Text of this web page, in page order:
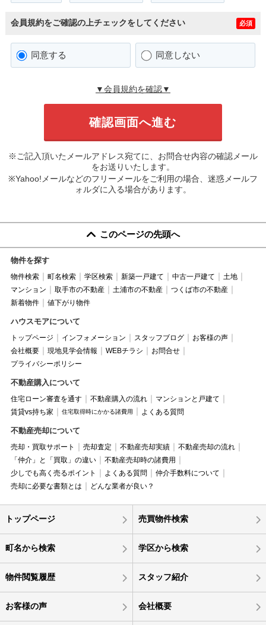
会員規約をご確認の上チェックをしてください 必須
同意する 同意しない
▼会員規約を確認▼
※ご記入頂いたメールアドレス宛てに、お問合せ内容の確認メール
をお送りいたします。
※Yahoo!メールなどのフリーメールをご利用の場合、迷惑メールフ
ォルダに入る場合があります。
このページの先頭へ
物件を探す
物件検索 町名検索 学区検索 新築一戸建て 中古一戸建て
土地
マンション
取手市の不動産 土浦市の不動産
つくば市の不動産
新着物件
値下がり物件
ハウスモアについて
トップページ インフォメーション スタッフブログ
お客様の声
会社概要
現地見学会情報 WEBチラシ
お問合せ
プライバシーポリシー
不動産購入について
住宅ローン審査を通す 不動産購入の流れ
マンションと戸建て
賃貸vs持ち家
住宅取得時にかかる諸費用 よくある質問
不動産売却について
売却・買取サポート 売却査定 不動産売却実績
不動産売却の流れ
「仲介」と「買取」の違い
不動産売却時の諸費用
少しでも高く売るポイント
よくある質問
仲介手数料について
売却に必要な書類とは
どんな業者が良い？
トップページ 売買物件検索
町名から検索 学区から検索
物件閲覧履歴 スタッフ紹介
お客様の声 会社概要